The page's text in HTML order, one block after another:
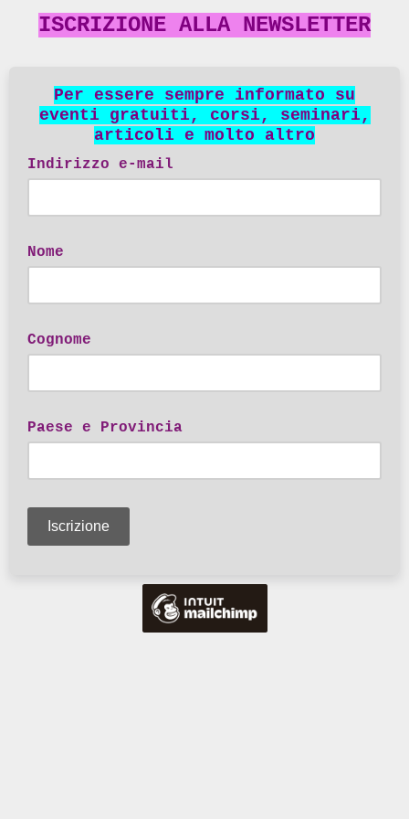
ISCRIZIONE ALLA NEWSLETTER
Per essere sempre informato su
eventi gratuiti, corsi, seminari,
articoli e molto altro
Indirizzo e-mail
Nome
Cognome
Paese e Provincia